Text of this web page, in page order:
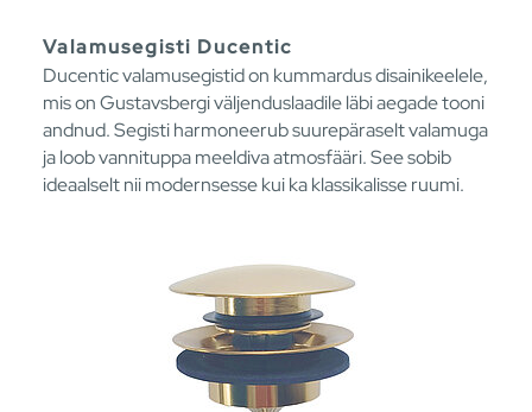
Valamusegisti Ducentic
Ducentic valamusegistid on kummardus disainikeelele,
mis on Gustavsbergi väljenduslaadile läbi aegade tooni
andnud. Segisti harmoneerub suurepäraselt valamuga
ja loob vannituppa meeldiva atmosfääri. See sobib
ideaalselt nii modernsesse kui ka klassikalisse ruumi.